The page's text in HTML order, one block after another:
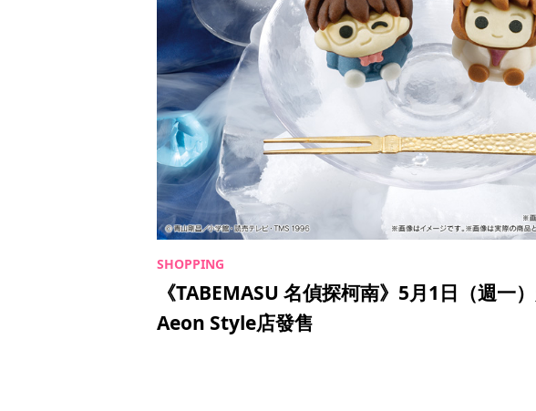
《TABEMASU 名偵探柯南》5月1日（週一
Aeon Style店發售